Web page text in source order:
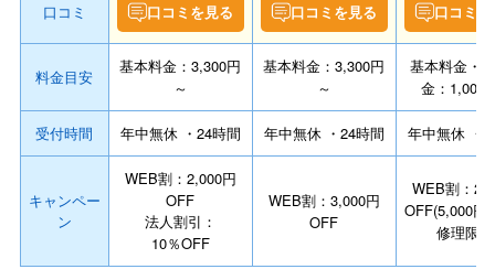
口コミ 口コミを見る 口コミを見る 口コミ
料金目安
基本料金：3,300円
～
基本料金：3,300円
～
基本料金・
金：1,000
受付時間 年中無休 ・24時間 年中無休 ・24時間 年中無休 ・
キャンペー
ン
WEB割：2,000円
OFF
法人割引：
10％OFF
WEB割：3,000円
OFF
WEB割：
OFF(5,000円
修理限